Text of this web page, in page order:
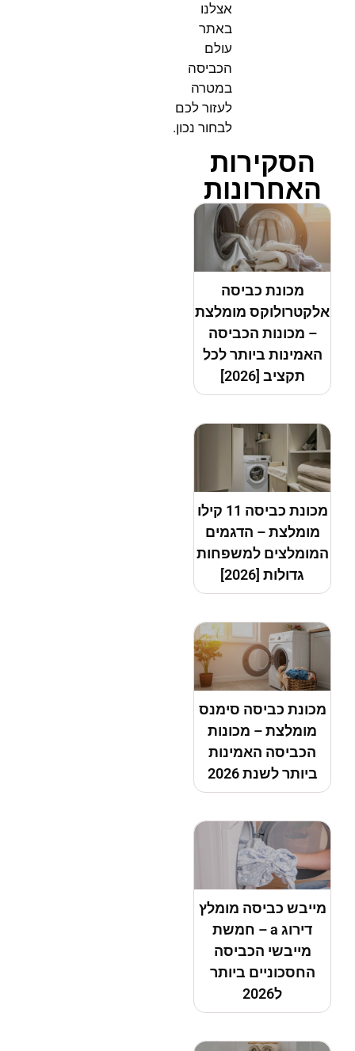
אצלנו
באתר
עולם
הכביסה
במטרה
לעזור לכם
לבחור נכון.
הסקירות
האחרונות
מכונת כביסה
אלקטרולוקס מומלצת
– מכונות הכביסה
האמינות ביותר לכל
תקציב [2026]
מכונת כביסה 11 קילו
מומלצת – הדגמים
המומלצים למשפחות
גדולות [2026]
מכונת כביסה סימנס
מומלצת – מכונות
הכביסה האמינות
ביותר לשנת 2026
מייבש כביסה מומלץ
דירוג a – חמשת
מייבשי הכביסה
החסכוניים ביותר
ל2026